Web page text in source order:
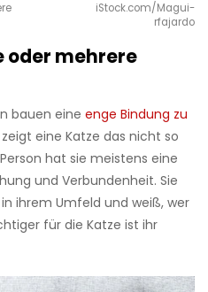
iStock.com/Magui-
rfajardo
oder mehrere
bauen eine enge Bindung zu
eine Katze das nicht so
hat sie meistens eine
und Verbundenheit. Sie
ihrem Umfeld und weiß, wer
für die Katze ist ihr